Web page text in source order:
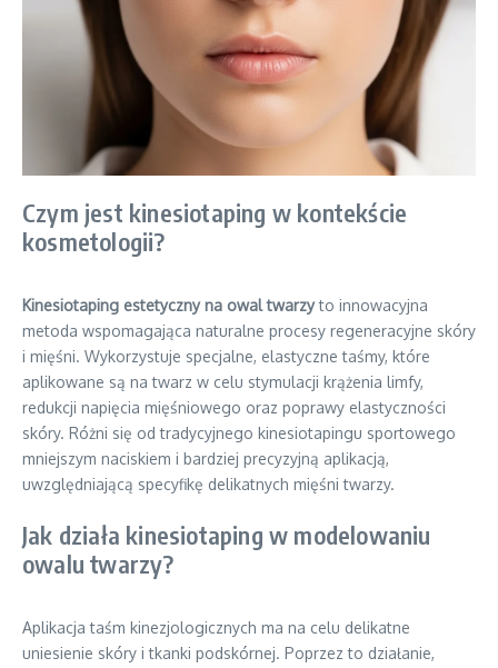
Czym jest kinesiotaping w kontekście
kosmetologii?
Kinesiotaping estetyczny na owal twarzyto innowacyjna
metoda wspomagająca naturalne procesy regeneracyjne skóry
i mięśni. Wykorzystuje specjalne, elastyczne taśmy, które
aplikowane są na twarz w celu stymulacji krążenia limfy,
redukcji napięcia mięśniowego oraz poprawy elastyczności
skóry. Różni się od tradycyjnego kinesiotapingu sportowego
mniejszym naciskiem i bardziej precyzyjną aplikacją,
uwzględniającą specyfikę delikatnych mięśni twarzy.
Jak działa kinesiotaping w modelowaniu
owalu twarzy?
Aplikacja taśm kinezjologicznych ma na celu delikatne
uniesienie skóry i tkanki podskórnej. Poprzez to działanie,